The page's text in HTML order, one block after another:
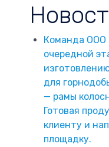
Команда ООО
очередной
для
— рамы
Готовая
клиенту и
площадку.